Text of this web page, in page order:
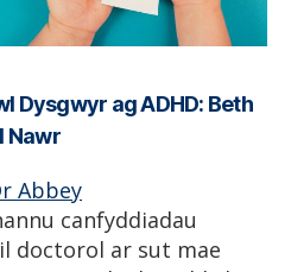
Dysgwyr ag ADHD: Beth
Nawr
Abbey
canfyddiadau
doctorol ar sut mae